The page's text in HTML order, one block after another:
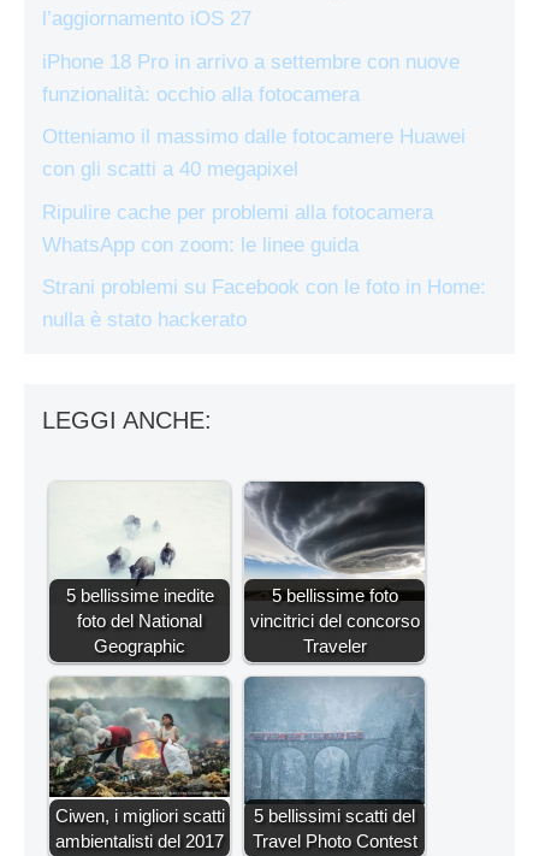
l’aggiornamento iOS 27
iPhone 18 Pro in arrivo a settembre con nuove
funzionalità: occhio alla fotocamera
Otteniamo il massimo dalle fotocamere Huawei
con gli scatti a 40 megapixel
Ripulire cache per problemi alla fotocamera
WhatsApp con zoom: le linee guida
Strani problemi su Facebook con le foto in Home:
nulla è stato hackerato
LEGGI ANCHE:
5 bellissime inedite
foto del National
Geographic
5 bellissime foto
vincitrici del concorso
Traveler
Ciwen, i migliori scatti
ambientalisti del 2017
5 bellissimi scatti del
Travel Photo Contest